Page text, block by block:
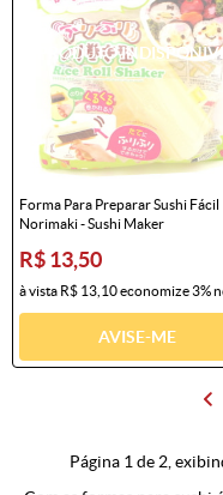
Forma Para Preparar Sushi Fácil
Norimaki - Sushi Maker
R$ 13,50
à vista R$ 13,10economize3%
AVISE-ME
Página 1 de 2,